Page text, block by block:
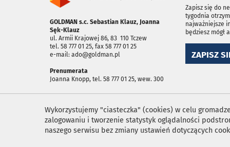
GOLDMAN s.c. Sebastian Klauz, Joanna
Sęk-Klauz
ul. Armii Krajowej 86, 83 ­ 110 Tczew
tel. 58 777 01 25, fax 58 777 01 25
e-mail: ado@goldman.pl
Prenumerata
Joanna Knopp, tel. 58 777 01 25, wew. 300
Zapisz się do
tygodnia
najważniejsze
będziesz mógł
ZAPISZ
Wykorzystujemy "ciasteczka" (cookies) w celu
zalogowaniu i tworzenie statystyk oglądalności
naszego serwisu bez zmiany ustawień dotyczących